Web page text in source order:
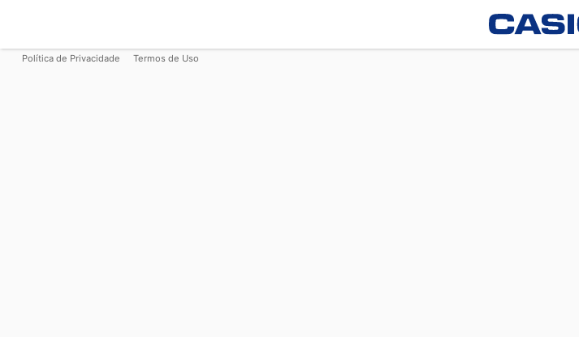
Política de Privacidade Termos de Uso